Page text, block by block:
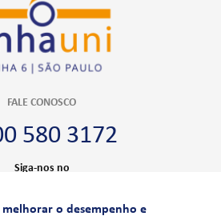
FALE CONOSCO
580 3172
Siga-nos no
o desempenho e